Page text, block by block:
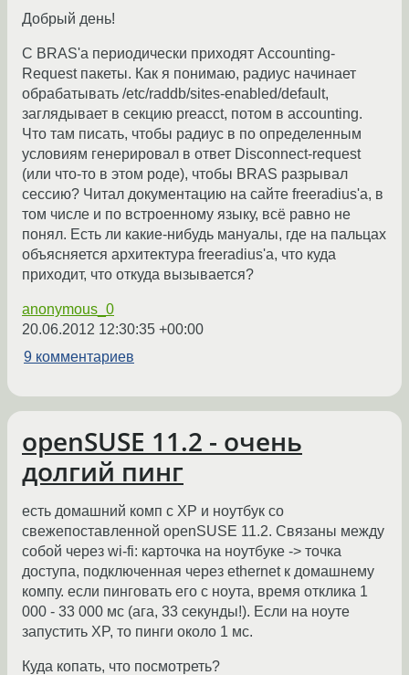
Добрый день!
С BRAS'a периодически приходят Accounting-
Request пакеты. Как я понимаю, радиус начинает
обрабатывать /etc/raddb/sites-enabled/default,
заглядывает в секцию preacct, потом в accounting.
Что там писать, чтобы радиус в по определенным
условиям генерировал в ответ Disconnect-request
(или что-то в этом роде), чтобы BRAS разрывал
сессию? Читал документацию на сайте freeradius'a, в
том числе и по встроенному языку, всё равно не
понял. Есть ли какие-нибудь мануалы, где на пальцах
объясняется архитектура freeradius'a, что куда
приходит, что откуда вызывается?
anonymous_0
20.06.2012 12:30:35 +00:00
9 комментариев
openSUSE 11.2 - очень
долгий пинг
есть домашний комп с XP и ноутбук со
свежепоставленной openSUSE 11.2. Связаны между
собой через wi-fi: карточка на ноутбуке -> точка
доступа, подключенная через ethernet к домашнему
компу. если пинговать его с ноута, время отклика 1
000 - 33 000 мс (ага, 33 секунды!). Если на ноуте
запустить XP, то пинги около 1 мс.
Куда копать, что посмотреть?